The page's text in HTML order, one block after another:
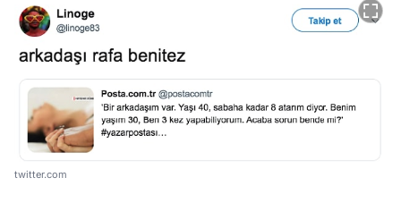
twitter.com